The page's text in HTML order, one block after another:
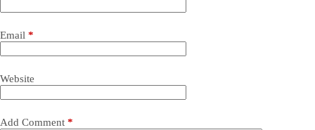
Email *
Website
Add Comment *